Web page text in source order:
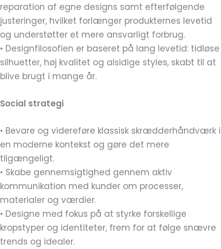
reparation af egne designs samt efterfølgende
justeringer, hvilket forlænger produkternes levetid
og understøtter et mere ansvarligt forbrug.
• Designfilosofien er baseret på lang levetid: tidløse
silhuetter, høj kvalitet og alsidige styles, skabt til at
blive brugt i mange år.
Social strategi
• Bevare og videreføre klassisk skrædderhåndværk i
en moderne kontekst og gøre det mere
tilgængeligt.
• Skabe gennemsigtighed gennem aktiv
kommunikation med kunder om processer,
materialer og værdier.
• Designe med fokus på at styrke forskellige
kropstyper og identiteter, frem for at følge snævre
trends og idealer.